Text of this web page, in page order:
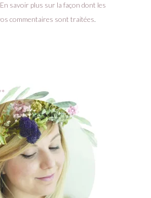
En savoir plus sur la façon dont les
commentaires sont traitées.